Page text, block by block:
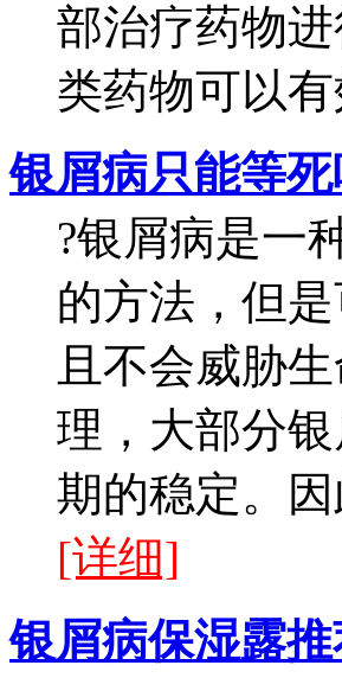
部治疗药物
类药物可以
银屑病只能等
?银屑病是一
的方法，但
且不会威胁
理，大部分
期的稳定。
[详细]
银屑病保湿露